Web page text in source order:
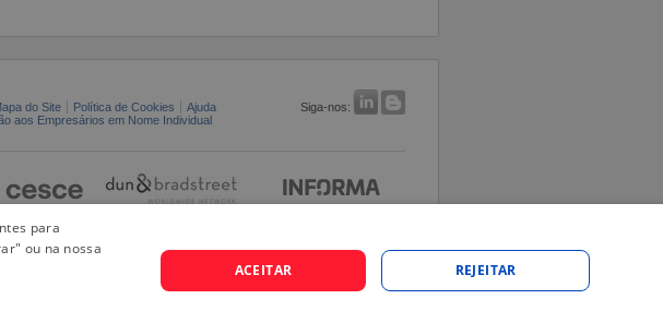
do Site Política de Cookies Ajuda
Siga-nos:
aos Empresários em Nome Individual
para
ou na nossa
ACEITAR REJEITAR